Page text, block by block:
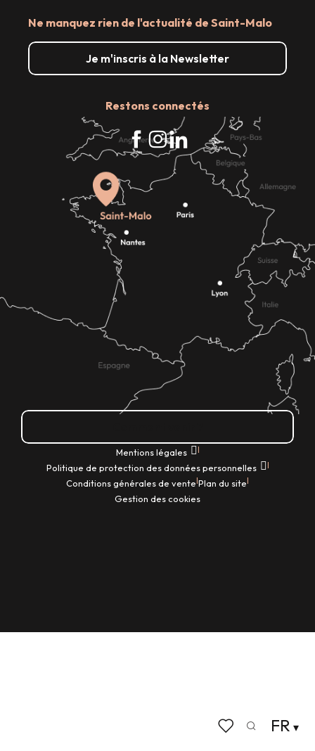
FR
Ne manquez rien de l'actualité de Saint-Malo
Je m'inscris à la Newsletter
Restons connectés
Mentions légales |
Politique de protection des données personnelles |
Conditions générales de vente|Plan du site|
Gestion des cookies